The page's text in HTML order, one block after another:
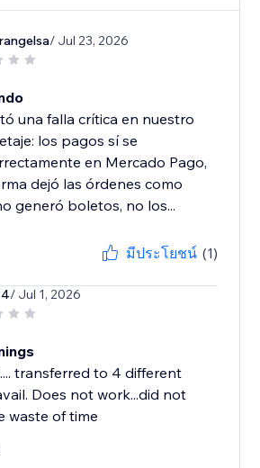
/ Jul 23, 2026
una falla crítica en nuestro
los pagos sí se
en Mercado Pago,
dejó las órdenes como
generó boletos, no los...
มีประโยชน์ (1)
/ Jul 1, 2026
transferred to 4 different
Does not work...did not
waste of time